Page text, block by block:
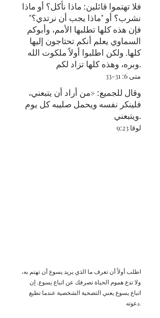
فلا تهتموا قائلين: ماذا نأكل؟ أو ماذا
نشرب؟ أو "ماذا يجب أن نرتدي؟"
فإن هذه كلها تطلبها الأمم، وأبوكم
السماوي يعلم أنكم تحتاجون إليها
كلها. ولكن اطلبوا أولاً ملكوت الله
وبره، وهذه كلها تزاد لكم.
متى 6: 31-33
وقال للجميع: «من أراد أن يتبعني،
فلينكر نفسه ويحمل صليبه كل يوم
ويتبعني.
لوقا 9:23
اطلب أولاً أن تعرف ما الذي يريد يسوع أن تهتم به،
ولا تدع هموم الحياة تصرفك عن اتباع يسوع. إن
اتباع يسوع يعني التضحية الشخصية عندما تطيع
دعوته.